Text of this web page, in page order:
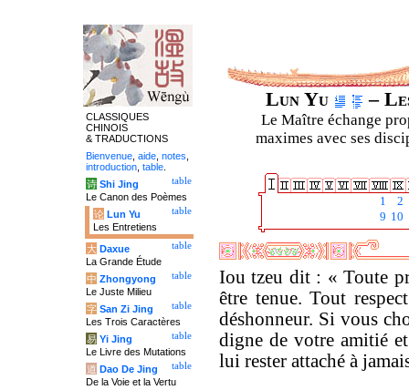
Lun Yu –
Le Maître échange
maximes avec ses
1
2
9 10
Iou tzeu dit : « Toute
être tenue. Tout
déshonneur. Si vous
digne de votre amitié
lui rester attaché à
CLASSIQUES
CHINOIS
& TRADUCTIONS
Bienvenue aide notes
introduction table
table
诗 Shi Jing
Le Canon des Poèmes
table
论 Lun Yu
Les Entretiens
table
大 Daxue
La Grande Étude
table
中 Zhongyong
Le Juste Milieu
table
字 San Zi Jing
Les Trois Caractères
table
易 Yi Jing
Le Livre des Mutations
table
道 Dao De Jing
De la Voie et la Vertu